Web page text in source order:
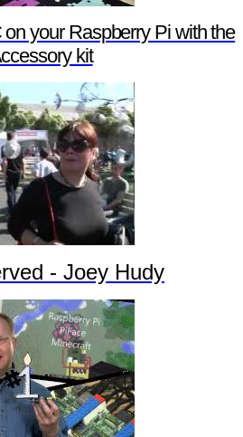
your Raspberry Pi with the
kit
- Joey Hudy